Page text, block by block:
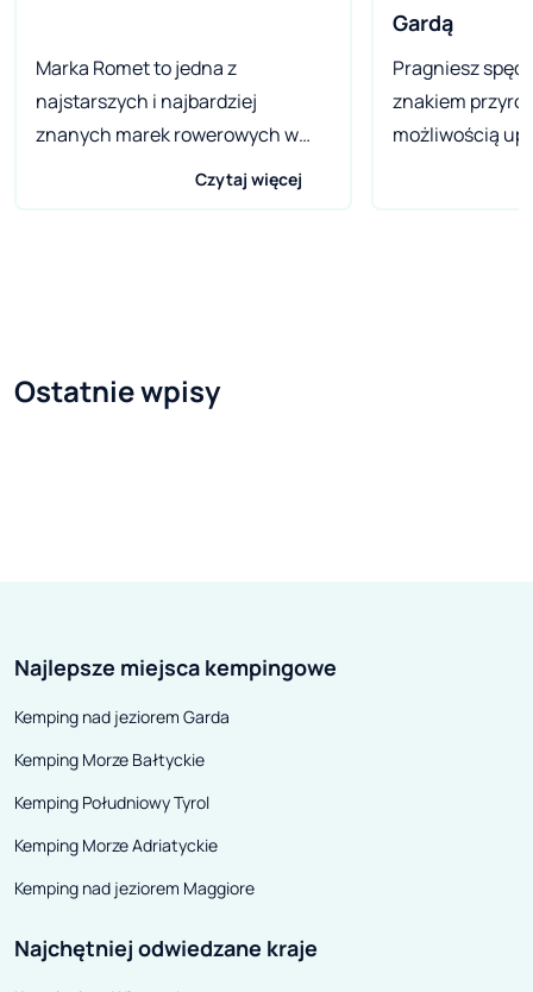
Marka Romet to jedna z
najstarszych i najbardziej
znanych marek rowerowych w
naszym kraju. Firma ta powstała
powinieneś wybrać markę Romet!
Czytaj więcej
Gardą
Pragniesz
znakiem
możliwością
Ostatnie wpisy
Najlepsze miejsca kempingowe
Kemping nad jeziorem Garda
Kemping Morze Bałtyckie
Kemping Południowy Tyrol
Kemping Morze Adriatyckie
Kemping nad jeziorem Maggiore
Najchętniej odwiedzane kraje